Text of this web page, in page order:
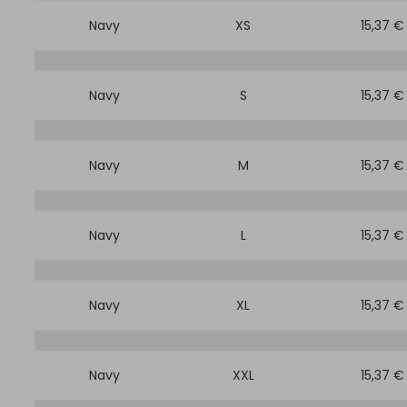
Navy XS 15,37 €
Navy S 15,37 €
Navy M 15,37 €
Navy L 15,37 €
Navy XL 15,37 €
Navy XXL 15,37 €